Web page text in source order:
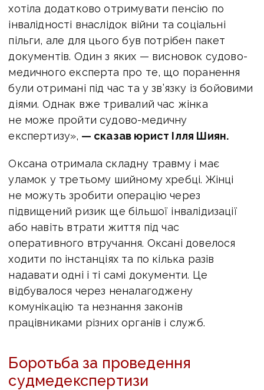
хотіла додатково отримувати пенсію по
інвалідності внаслідок війни та соціальні
пільги, але для цього був потрібен пакет
документів. Один з яких — висновок судово-
медичного експерта про те, що поранення
були отримані під час та у зв’язку із бойовими
діями. Однак вже тривалий час жінка
не може пройти судово-медичну
експертизу», — сказав юрист Ілля Шиян.
Оксана отримала складну травму і має
уламок у третьому шийному хребці. Жінці
не можуть зробити операцію через
підвищений ризик ще більшої інвалідизації
або навіть втрати життя під час
оперативного втручання. Оксані довелося
ходити по інстанціях та по кілька разів
надавати одні і ті самі документи. Це
відбувалося через неналагоджену
комунікацію та незнання законів
працівниками різних органів і служб.
Боротьба за проведення
судмедекспертизи